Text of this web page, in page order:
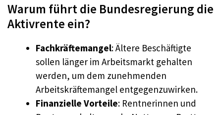
Warum führt die Bundesregierung die
Aktivrente ein?
Fachkräftemangel: Ältere Beschäftigte
sollen länger im Arbeitsmarkt gehalten
werden, um dem zunehmenden
Arbeitskräftemangel entgegenzuwirken.
Finanzielle Vorteile: Rentnerinnen und